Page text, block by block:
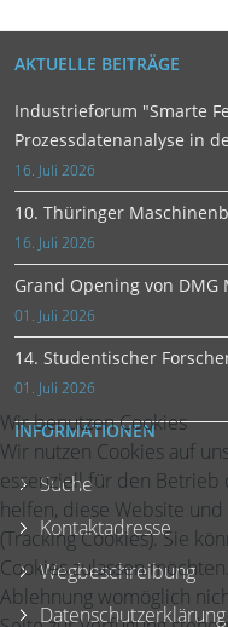
AKTUELLE BEITRÄGE
Industrieforum "Smarte
Prozessdatenanalyse in
16. Juli 2026
10. Thüringer
16. Juli 2026
Grand Opening von DMG
01. Juli 2026
14. Studentischer
01. Juli 2026
INFORMATIONEN
Suche
Kontaktadresse
Wegbeschreibung
Datenschutzerklärung
Wir benutzen Cookies
Wir nutzen Cookies auf
essenziell für den
helfen, diese Website
(Tracking Cookies). Sie
Cookies zulassen
Ablehnung womöglich